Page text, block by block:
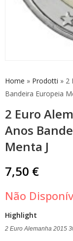
Home » Prodotti » 2
Bandeira Europeia
2 Euro
Anos
Menta J
7,50 €
Não
Highlight
2 Euro Alemanha 2015